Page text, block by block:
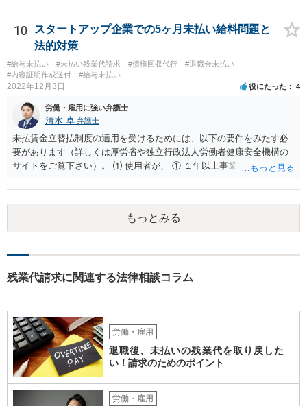
10
スタートアップ企業での5ヶ月未払い給料問題と
法的対策
#給与未払い #未払い残業代請求 #債権回収代行
#退職金未払い
#内容証明作成送付
#給与未払い
2022年12月3日 役にたった 4
労働・雇用に強い弁護士
清水 卓 弁護士
未払賃金立替払制度の適用を受けるためには、以下の要件をみたす必
要があります（詳しくは厚労省や独立行政法人労働者健康安全機構の
サイトをご覧下さい）。 ⑴ 使用者が、 ① １年以上事業活動を行って
産管財人等に倒産の事実等を証明してもらう必要あり。 •事実上の倒産
（中小企業について、事業活動が停止し、再開する見込みがなく、賃
金支払能力がない場合） → 労働基準監督署長の認定が必要。 (2) 労働
者が、倒産について裁判所への申立て等（法律上の倒産の場合）又は
合、そもそも、労働基準監督署長の認定を要するため、申請•認定に相
働基準監督署へ申告なされているとのことですが、労働基準監督署が
行うのは、原則として、会社への指導や是正勧告のため、未払い賃金
の支払いを会社に強制する措置までは行うことができないという実情
があります。 そのため、退職の意思を既に会社に表明しているのであ
れば、未払賃金の支払を求める労働審判や労働訴訟などの方法に切り
替えることを検討された方が適切なように思います（とろうとされて
いる主題と会社の実態とがマッチしていないように思われます）。 一
もっとみる
残業代請求に関連する法律相談コラム
労働・雇用
退職後、未払いの残業代を取り戻した
い！請求のためのポイント
労働・雇用